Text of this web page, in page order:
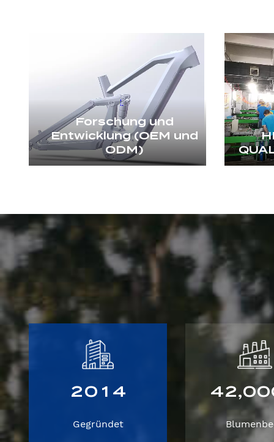
Forschung und
Entwicklung (OEM und
ODM)
20 1 4
Gegründet
42,00